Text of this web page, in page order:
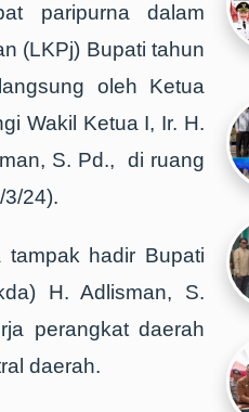
paripurna dalam
(LKPj) Bupati tahun
oleh Ketua
Wakil Ketua I, Ir. H.
S. Pd., di ruang
24).
tampak hadir Bupati
H. Adlisman, S.
perangkat daerah
daerah.